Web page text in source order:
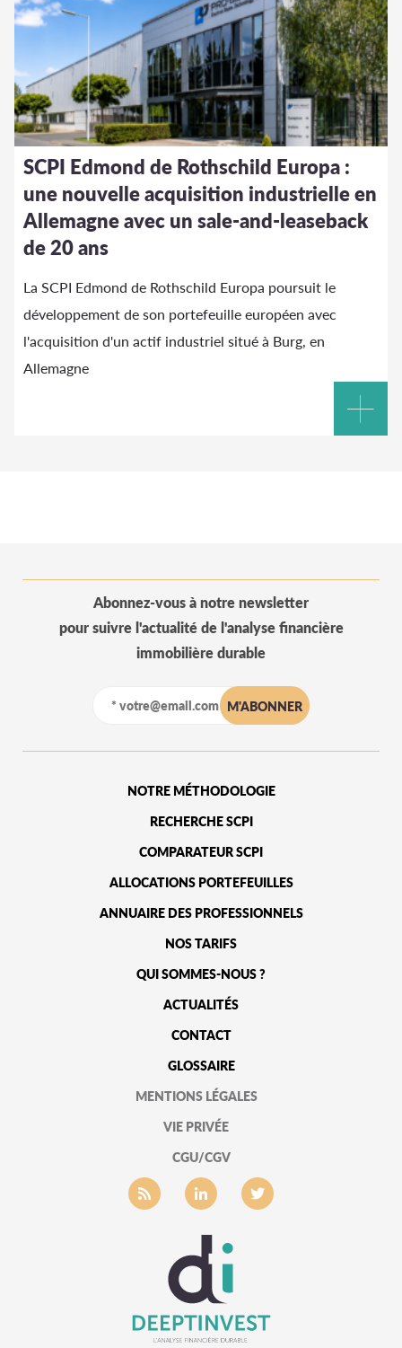
SCPI Edmond de Rothschild Europa :
une nouvelle acquisition industrielle en
Allemagne avec un sale-and-leaseback
de 20 ans
La SCPI Edmond de Rothschild Europa poursuit le
développement de son portefeuille européen avec
l'acquisition d'un actif industriel situé à Burg, en
Allemagne
Abonnez-vous à notre newsletter
pour suivre l'actualité de l'analyse financière
immobilière durable
NOTRE MÉTHODOLOGIE
RECHERCHE SCPI
COMPARATEUR SCPI
ALLOCATIONS PORTEFEUILLES
ANNUAIRE DES PROFESSIONNELS
NOS TARIFS
QUI SOMMES-NOUS ?
ACTUALITÉS
CONTACT
GLOSSAIRE
MENTIONS LÉGALES
VIE PRIVÉE
CGU/CGV